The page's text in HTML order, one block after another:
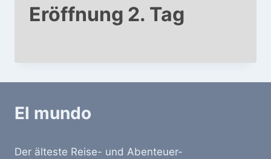
Eröffnung 2. Tag
El mundo
Der älteste Reise- und Abenteuer-